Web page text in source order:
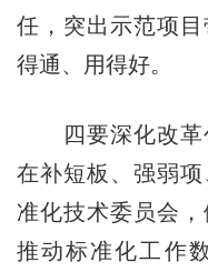
任，突出示范项
得通、用得好。
四要深化改革
在补短板、强弱
准化技术委员会
推动标准化工作